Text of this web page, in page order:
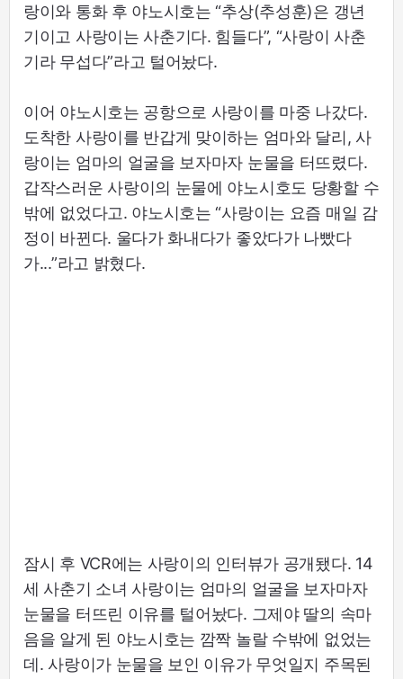
랑이와 통화 후 야노시호는 “추상(추성훈)은 갱년
기이고 사랑이는 사춘기다. 힘들다”, “사랑이 사춘
기라 무섭다”라고 털어놨다.
이어 야노시호는 공항으로 사랑이를 마중 나갔다.
도착한 사랑이를 반갑게 맞이하는 엄마와 달리, 사
랑이는 엄마의 얼굴을 보자마자 눈물을 터뜨렸다.
갑작스러운 사랑이의 눈물에 야노시호도 당황할 수
밖에 없었다고. 야노시호는 “사랑이는 요즘 매일 감
정이 바뀐다. 울다가 화내다가 좋았다가 나빴다
가...”라고 밝혔다.
잠시 후 VCR에는 사랑이의 인터뷰가 공개됐다. 14
세 사춘기 소녀 사랑이는 엄마의 얼굴을 보자마자
눈물을 터뜨린 이유를 털어놨다. 그제야 딸의 속마
음을 알게 된 야노시호는 깜짝 놀랄 수밖에 없었는
데. 사랑이가 눈물을 보인 이유가 무엇일지 주목된